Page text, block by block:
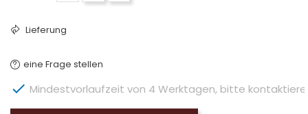
Lieferung
eine Frage stellen
 Mindestvorlaufzeit von 4 Werktagen, bitte